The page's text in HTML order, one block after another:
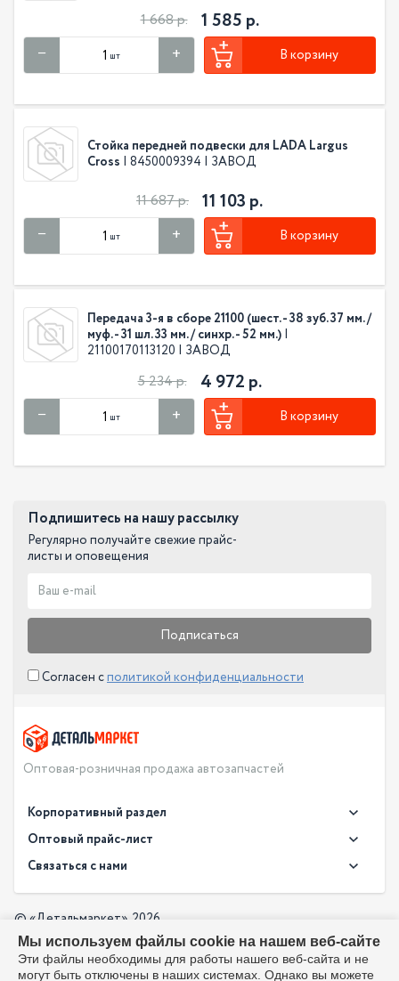
1 668 р. 1 585 р.
шт В корзину
Стойка передней подвески для LADA Largus
Cross | 8450009394 | ЗАВОД
11 687 р. 11 103 р.
шт В корзину
Передача 3-я в сборе 21100 (шест. - 38 зуб. 37 мм. /
муф. - 31 шл. 33 мм. / синхр. - 52 мм.) |
21100170113120 | ЗАВОД
5 234 р. 4 972 р.
шт В корзину
Подпишитесь на нашу рассылку
Регулярно получайте свежие прайс-
листы и оповещения
Подписаться
Согласен сполитикой конфиденциальности
Оптовая-розничная продажа автозапчастей
Корпоративный раздел
Новости
О компании
Доставка
Оптовый прайс-лист
Оплата
Производители
Политика в отношении обработки персональных данных
Оптовый прайс-лист
Скачать прайс в PDF
Связаться с нами
info@detalmarket.ru
© «Детальмаркет», 2026
Разработка:
Мы используем файлы cookie на нашем веб-сайте
Эти файлы необходимы для работы нашего веб-сайта и не
могут быть отключены в наших системах. Однако вы можете